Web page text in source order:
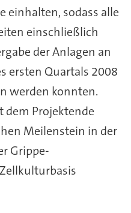
einhalten, sodass alle
einschließlich
der Anlagen an
ersten Quartals 2008
werden konnten.
dem Projektende
Meilenstein in der
Grippe-